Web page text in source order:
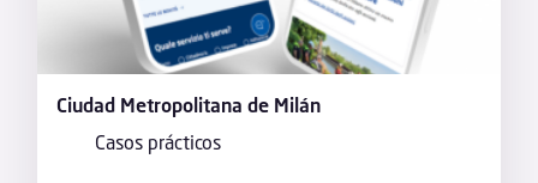
Ciudad Metropolitana de Milán
Casos prácticos